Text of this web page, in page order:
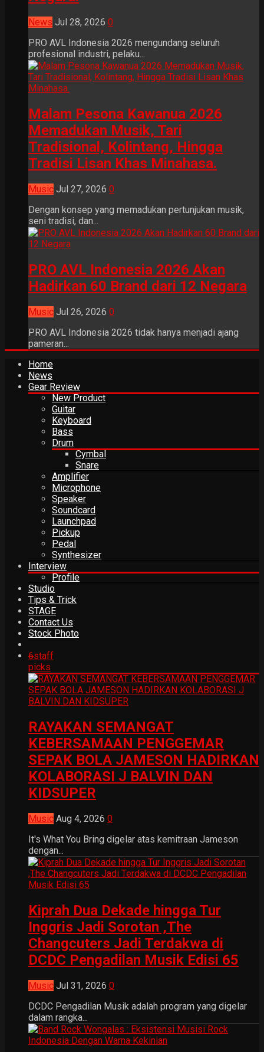
News Jul 28, 2026 0
PRO AVL Indonesia 2026 mengundang seluruh
profesional industri, pelaku...
Malam Pesona Kawanua 2026
Memadukan Musik, Tari
Tradisional, Kolintang, Hingga
Tradisi Lisan Khas Minahasa.
Music Jul 27, 2026 0
Dengan konsep yang memadukan pertunjukan musik,
seni tradisi, dan...
PRO AVL Indonesia 2026 Akan
Hadirkan 60 Brand dari 12 Negara
Music Jul 26, 2026 0
PRO AVL Indonesia 2026 tidak hanya menjadi ajang
pameran...
Home
News
Gear Review
New Product
Guitar
Keyboard
Bass
Drum
Cymbal
Snare
Amplifier
Microphone
Speaker
Soundcard
Launchpad
Pickup
Pedal
Synthesizer
Interview
Profile
Studio
Tips & Trick
STAGE
Contact Us
Stock Photo
6staff
picks
RAYAKAN SEMANGAT
KEBERSAMAAN PENGGEMAR
SEPAK BOLA JAMESON HADIRKAN
KOLABORASI J BALVIN DAN
KIDSUPER
Music Aug 4, 2026 0
It's What You Bring digelar atas kemitraan Jameson
dengan...
Kiprah Dua Dekade hingga Tur
Inggris Jadi Sorotan ,The
Changcuters Jadi Terdakwa di
DCDC Pengadilan Musik Edisi 65
Music Jul 31, 2026 0
DCDC Pengadilan Musik adalah program yang digelar
dalam rangka...